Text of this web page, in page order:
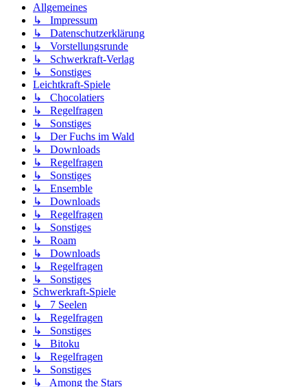
Allgemeines
↳ Impressum
↳ Datenschutzerklärung
↳ Vorstellungsrunde
↳ Schwerkraft-Verlag
↳ Sonstiges
Leichtkraft-Spiele
↳ Chocolatiers
↳ Regelfragen
↳ Sonstiges
↳ Der Fuchs im Wald
↳ Downloads
↳ Regelfragen
↳ Sonstiges
↳ Ensemble
↳ Downloads
↳ Regelfragen
↳ Sonstiges
↳ Roam
↳ Downloads
↳ Regelfragen
↳ Sonstiges
Schwerkraft-Spiele
↳ 7 Seelen
↳ Regelfragen
↳ Sonstiges
↳ Bitoku
↳ Regelfragen
↳ Sonstiges
↳ Among the Stars